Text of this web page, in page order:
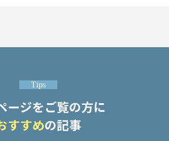
Tips
ージをご覧の方に
すすめの記事